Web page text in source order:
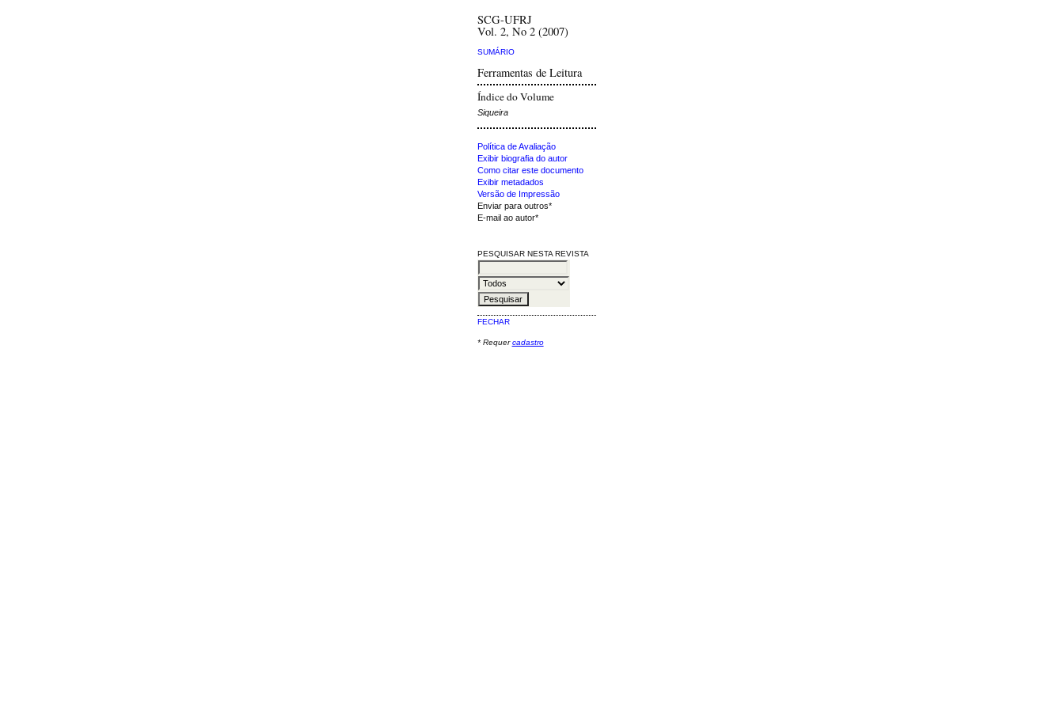
SCG-UFRJ
Vol. 2, No 2 (2007)
SUMÁRIO
Ferramentas de Leitura
Índice do Volume
Siqueira
Política de Avaliação
Exibir biografia do autor
Como citar este documento
Exibir metadados
Versão de Impressão
Enviar para outros*
E-mail ao autor*
PESQUISAR NESTA REVISTA
FECHAR
* Requercadastro